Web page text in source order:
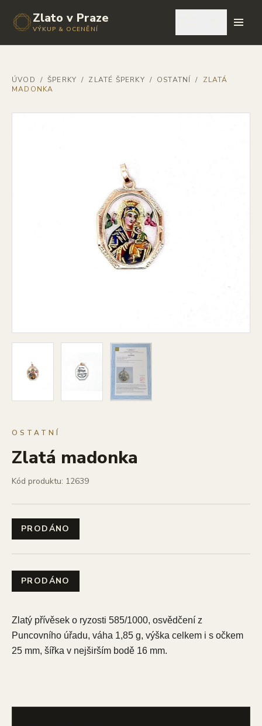
Zlato v Praze
VÝKUP & OCENĚNÍ
ÚVOD / ŠPERKY / ZLATÉ ŠPERKY / OSTATNÍ /
ZLATÁ
MADONKA
OSTATNÍ
Zlatá madonka
Kód produktu: 12639
PRODÁNO
PRODÁNO
Zlatý přívěsek o ryzosti 585/1000, osvědčení z
Puncovního úřadu, váha 1,85 g, výška celkem i s očkem
25 mm, šířka v nejširším bodě 16 mm.